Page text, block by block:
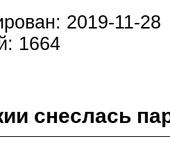
2019-11-28
1664
снеслась